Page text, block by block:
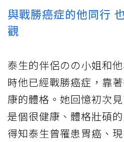
與戰勝癌症的他同行
觀
泰生的伴侶のの小姐和
時他已經戰勝癌症，靠
康的體格。她回憶初次
是個很健康、體格壯碩
得知泰生曾罹患胃癌、